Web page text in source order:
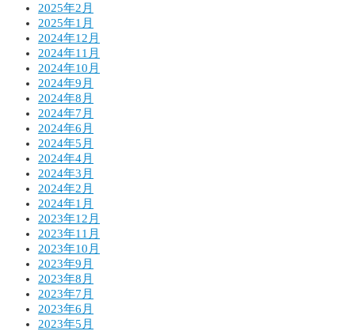
2025年2月
2025年1月
2024年12月
2024年11月
2024年10月
2024年9月
2024年8月
2024年7月
2024年6月
2024年5月
2024年4月
2024年3月
2024年2月
2024年1月
2023年12月
2023年11月
2023年10月
2023年9月
2023年8月
2023年7月
2023年6月
2023年5月